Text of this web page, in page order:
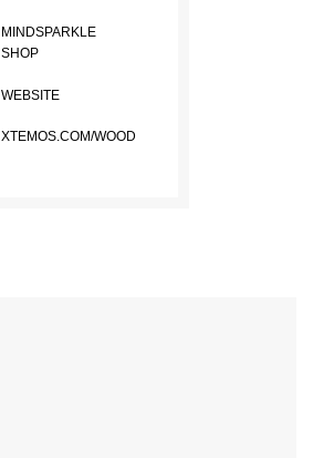
MINDSPARKLE
SHOP
WEBSITE
XTEMOS.COM/WOOD